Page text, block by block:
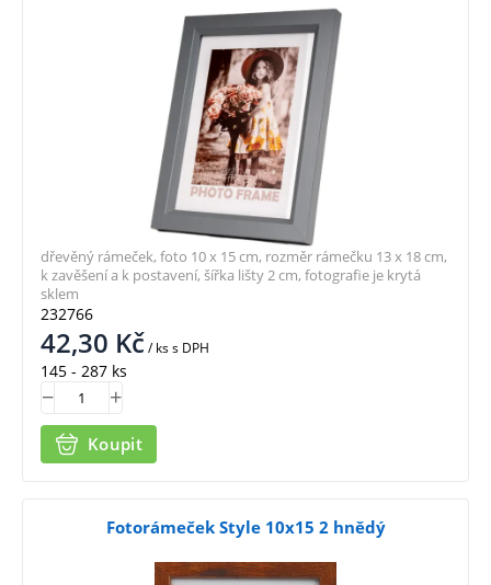
232766
42,30 Kč/ kss DPH
145 - 287 ks
Koupit
dřevěný rámeček, foto 10 x 15 cm, rozměr rámečku 13 x 18 cm,
k zavěšení a k postavení, šířka lišty 2 cm, fotografie je krytá
sklem
Fotorámeček Style 10x15 2 hnědý